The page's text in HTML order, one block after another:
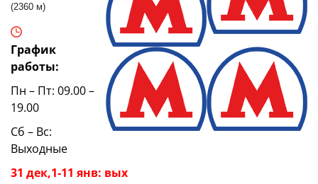
(2360 м)
График
работы:
Пн – Пт: 09.00 –
19.00
Сб – Вс:
Выходные
31 дек,1-11 янв: вых